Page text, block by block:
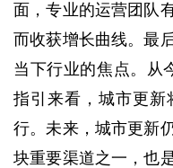
面，专业的运营团队
而收获增长曲线。最
当下行业的焦点。从
指引来看，城市更
行。未来，城市更新
块重要渠道之一，也